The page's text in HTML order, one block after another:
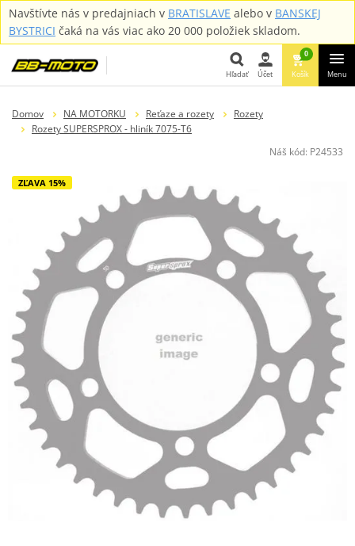
Navštívte nás v predajniach v BRATISLAVE alebo v BANSKEJ
BYSTRICI čaká na vás viac ako 20 000 položiek skladom.
Hľadať Účet
0
Košík Menu
Domov NA MOTORKU Reťaze a rozety
Rozety
Rozety SUPERSPROX - hliník 7075-T6
Náš kód: P24533
ZĽAVA 15%